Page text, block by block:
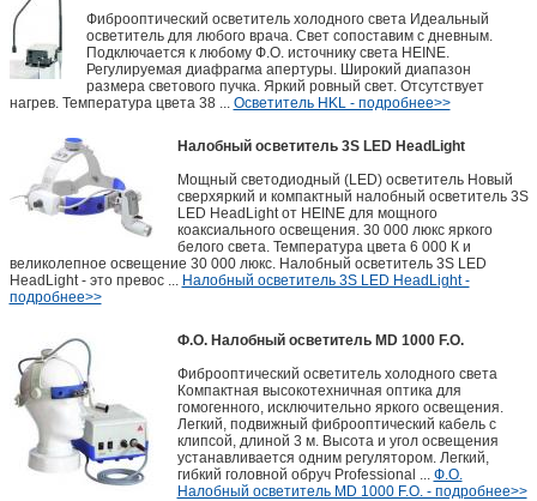
Фиброоптический осветитель холодного света Идеальный
осветитель для любого врача. Свет сопоставим с дневным.
Подключается к любому Ф.О. источнику света HEINE.
Регулируемая диафрагма апертуры. Широкий диапазон
размера светового пучка. Яркий ровный свет. Отсутствует
нагрев. Температура цвета 38 ... Осветитель HKL - подробнее>>
Налобный осветитель 3S LED HeadLight
Мощный светодиодный (LED) осветитель Новый
сверхяркий и компактный налобный осветитель 3S
LED HeadLight от HEINE для мощного
коаксиального освещения. 30 000 люкс яркого
белого света. Температура цвета 6 000 К и
великолепное освещение 30 000 люкс. Налобный осветитель 3S LED
HeadLight - это превос ... Налобный осветитель 3S LED HeadLight -
подробнее>>
Ф.О. Налобный осветитель MD 1000 F.O.
Фиброоптический осветитель холодного света
Компактная высокотехничная оптика для
гомогенного, исключительно яркого освещения.
Легкий, подвижный фиброоптический кабель с
клипсой, длиной 3 м. Высота и угол освещения
устанавливается одним регулятором. Легкий,
гибкий головной обруч Professional ... Ф.О.
Налобный осветитель MD 1000 F.O. - подробнее>>